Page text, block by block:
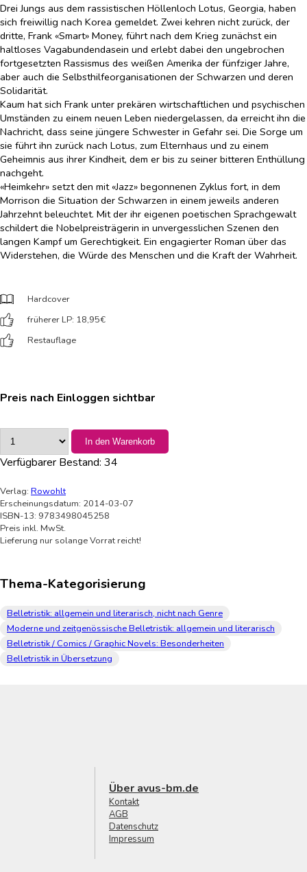
Drei Jungs aus dem rassistischen Höllenloch Lotus, Georgia, haben
sich freiwillig nach Korea gemeldet. Zwei kehren nicht zurück, der
dritte, Frank «Smart» Money, führt nach dem Krieg zunächst ein
haltloses Vagabundendasein und erlebt dabei den ungebrochen
fortgesetzten Rassismus des weißen Amerika der fünfziger Jahre,
aber auch die Selbsthilfeorganisationen der Schwarzen und deren
Solidarität.
Kaum hat sich Frank unter prekären wirtschaftlichen und psychischen
Umständen zu einem neuen Leben niedergelassen, da erreicht ihn die
Nachricht, dass seine jüngere Schwester in Gefahr sei. Die Sorge um
sie führt ihn zurück nach Lotus, zum Elternhaus und zu einem
Geheimnis aus ihrer Kindheit, dem er bis zu seiner bitteren Enthüllung
nachgeht.
«Heimkehr» setzt den mit «Jazz» begonnenen Zyklus fort, in dem
Morrison die Situation der Schwarzen in einem jeweils anderen
Jahrzehnt beleuchtet. Mit der ihr eigenen poetischen Sprachgewalt
schildert die Nobelpreisträgerin in unvergesslichen Szenen den
langen Kampf um Gerechtigkeit. Ein engagierter Roman über das
Widerstehen, die Würde des Menschen und die Kraft der Wahrheit.
Hardcover
früherer LP: 18,95€
Restauflage
Preis nach Einloggen sichtbar
In den Warenkorb
Verfügbarer Bestand: 34
Verlag: Rowohlt
Erscheinungsdatum: 2014-03-07
ISBN-13: 9783498045258
Preis inkl. MwSt.
Lieferung nur solange Vorrat reicht!
Thema-Kategorisierung
Belletristik: allgemein und literarisch, nicht nach Genre
Moderne und zeitgenössische Belletristik: allgemein und literarisch
Belletristik / Comics / Graphic Novels: Besonderheiten
Belletristik in Übersetzung
Über avus-bm.de
Kontakt
AGB
Datenschutz
Impressum